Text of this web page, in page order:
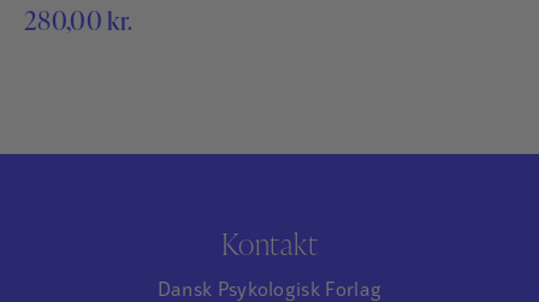
280,00 kr.
Kontakt
Dansk Psykologisk Forlag